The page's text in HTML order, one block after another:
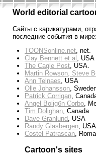
World editorial
Сайты с карикатурами,
последние события в мире:
TOONSonline.net , net.
Clay Bennett et al
, USA
The Cagle Post , USA.
Martin Rowson, Steve
Ann Telnaes , USA
Olle Johansson ,
Patrick Corrigan ,
Angel Boligбn Corbo ,
Tim Dolighan , Canada
Dave Granlund
, USA
Randy Glasbergen , USA
Costel Patrascan ,
Cartoon's sites